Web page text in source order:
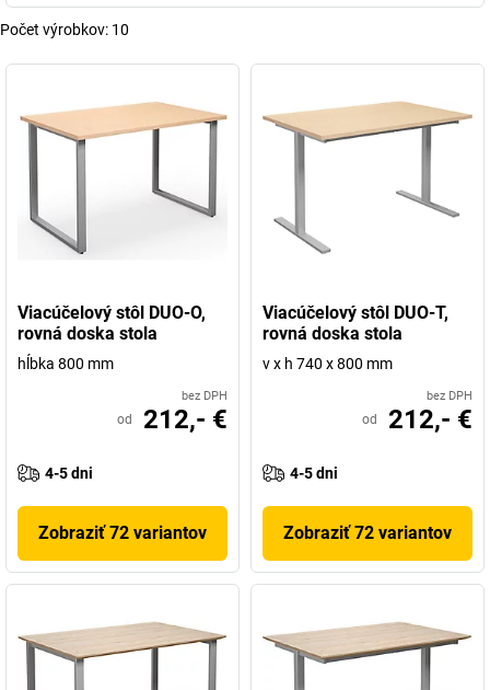
Počet výrobkov: 10
Viacúčelový stôl DUO-O,
rovná doska stola
hĺbka 800 mm
bez DPH
od 212,- €
4-5 dni
Zobraziť 72 variantov
Viacúčelový stôl DUO-T,
rovná doska stola
v x h 740 x 800 mm
bez DPH
od 212,- €
4-5 dni
Zobraziť 72 variantov